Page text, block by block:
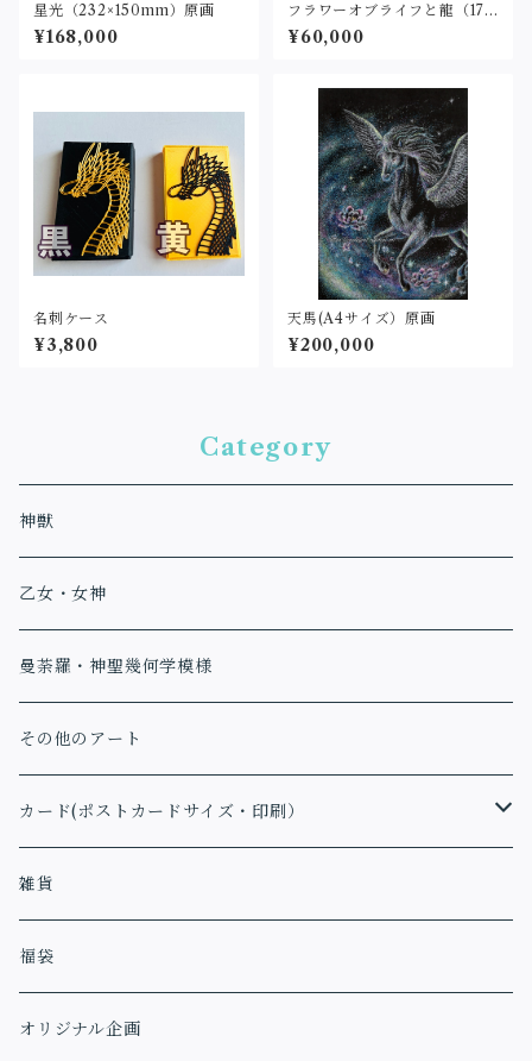
星光（232×150mm）原画
¥168,000
フラワーオブライフと龍（17.9
×9.7cm）原画
¥60,000
名刺ケース
¥3,800
天馬(A4サイズ）原画
¥200,000
Category
神獣
乙女・女神
曼荼羅・神聖幾何学模様
その他のアート
カード(ポストカードサイズ・印刷）
アファメーションカード
雑貨
福袋
オリジナル企画